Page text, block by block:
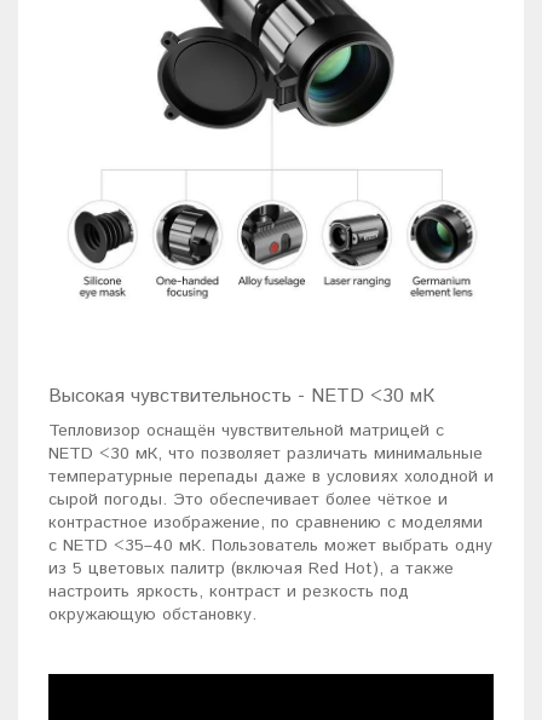
Высокая чувствительность - NETD <30 мК
Тепловизор оснащён чувствительной матрицей с
NETD <30 мК, что позволяет различать минимальные
температурные перепады даже в условиях холодной и
сырой погоды. Это обеспечивает более чёткое и
контрастное изображение, по сравнению с моделями
с NETD <35–40 мК. Пользователь может выбрать одну
из 5 цветовых палитр (включая Red Hot), а также
настроить яркость, контраст и резкость под
окружающую обстановку.